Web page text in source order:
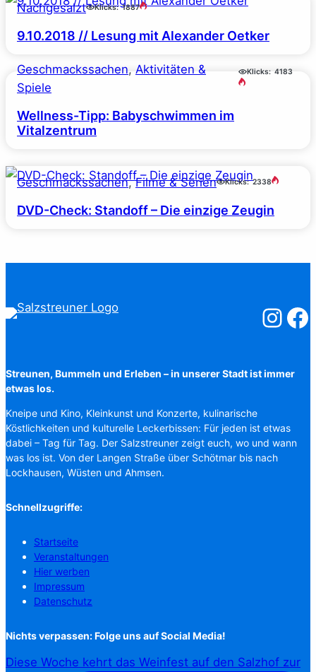
Nachgesalzt Klicks: 1887
9.10.2018 // Lesung mit Alexander Oetker
Geschmackssachen, Aktivitäten &
Spiele
Klicks: 4183
Wellness-Tipp: Babyschwimmen im
Vitalzentrum
Geschmackssachen, Filme & Serien Klicks: 2338
DVD-Check: Standoff – Die einzige Zeugin
Streunen, Bummeln und Erleben – in unserer Stadt ist immer
etwas los.
Kneipe und Kino, Kleinkunst und Konzerte, kulinarische
Köstlichkeiten und kulturelle Leckerbissen: Für jeden ist etwas
dabei – Tag für Tag. Der Salzstreuner zeigt euch, wo und wann
was los ist. Von der Langen Straße über Schötmar bis nach
Lockhausen, Wüsten und Ahmsen.
Schnellzugriffe:
Startseite
Veranstaltungen
Hier werben
Impressum
Datenschutz
Nichts verpassen: Folge uns auf Social Media!
Diese Woche kehrt das Weinfest auf den Salzhof zur